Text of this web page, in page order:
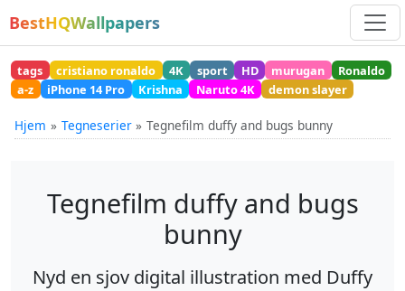
BestHQWallpapers
tags cristiano ronaldo 4K sport HD murugan
Ronaldo
a-z
iPhone 14 Pro Krishna Naruto 4K demon slayer
Hjem Tegneserier Tegnefilm duffy and bugs bunny
Tegnefilm duffy and bugs
bunny
Nyd en sjov digital illustration med Duffy